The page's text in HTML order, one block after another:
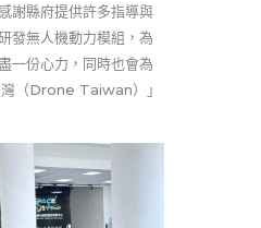
謝縣府提供許多指導與
發無人機動力模組，為
一份心力，同時也會為
（Drone Taiwan）」